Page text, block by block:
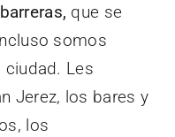
que se
somos
Les
Jerez, los bares y
los